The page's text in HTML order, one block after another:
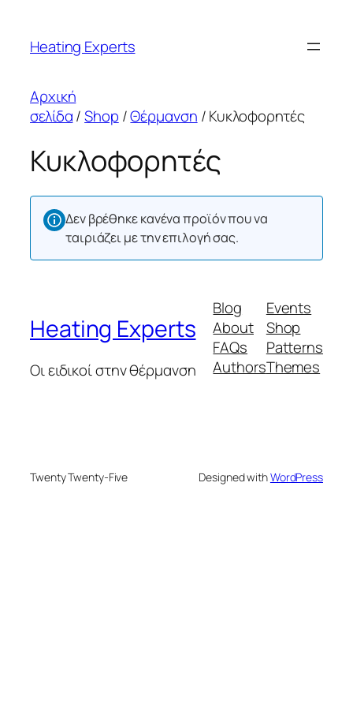
περιεχόμενο
Heating Experts
Αρχική
σελίδα/Shop /Θέρμανση / Κυκλοφορητές
Κυκλοφορητές
Δεν βρέθηκε κανένα προϊόν που να
ταιριάζει με την επιλογή σας.
Heating Experts
Οι ειδικοί στην θέρμανση
Blog
About
FAQs
Authors
Events
Shop
Patterns
Themes
Twenty Twenty-Five Designed withWordPress